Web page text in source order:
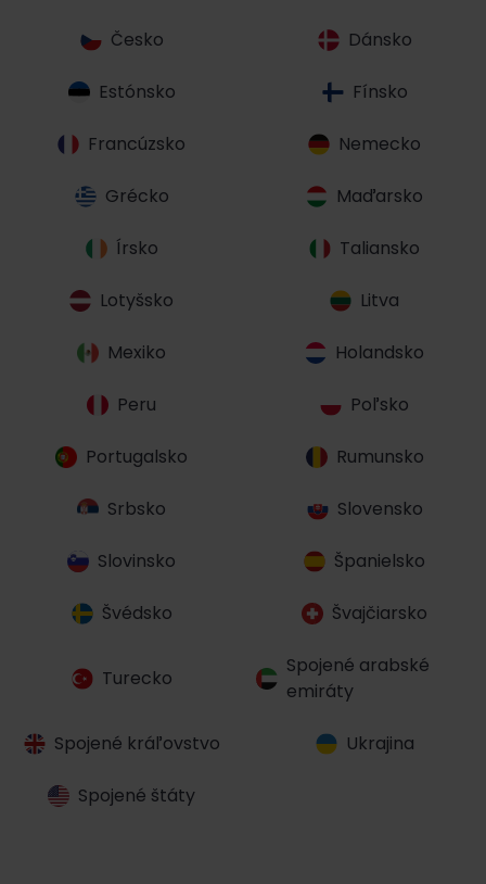
Česko Dánsko
Estónsko Fínsko
Francúzsko Nemecko
Grécko Maďarsko
Írsko Taliansko
Lotyšsko Litva
Mexiko Holandsko
Peru Poľsko
Portugalsko Rumunsko
Srbsko Slovensko
Slovinsko Španielsko
Švédsko Švajčiarsko
Turecko
Spojené arabské
emiráty
Spojené kráľovstvo Ukrajina
Spojené štáty